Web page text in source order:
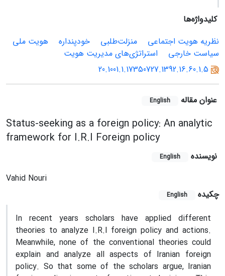
کلیدواژه‌ها
نظریه هویت اجتماعی
منزلت‌طلبی خودپنداره
هویت ملی
سیاست خارجی
استراتژی‌های مدیریت هویت
20.1001.1.17350727.1392.16.60.1.5
عنوان مقاله English
Status-seeking as a foreign policy: An analytic
framework for I.R.I Foreign policy
نویسنده English
Vahid Nouri
چکیده
English
In recent years scholars have applied different
theories to analyze I.R.I foreign policy and actions.
Meanwhile, none of the conventional theories could
explain and analyze all aspects of Iranian foreign
policy. So that some of the scholars argue, Iranian